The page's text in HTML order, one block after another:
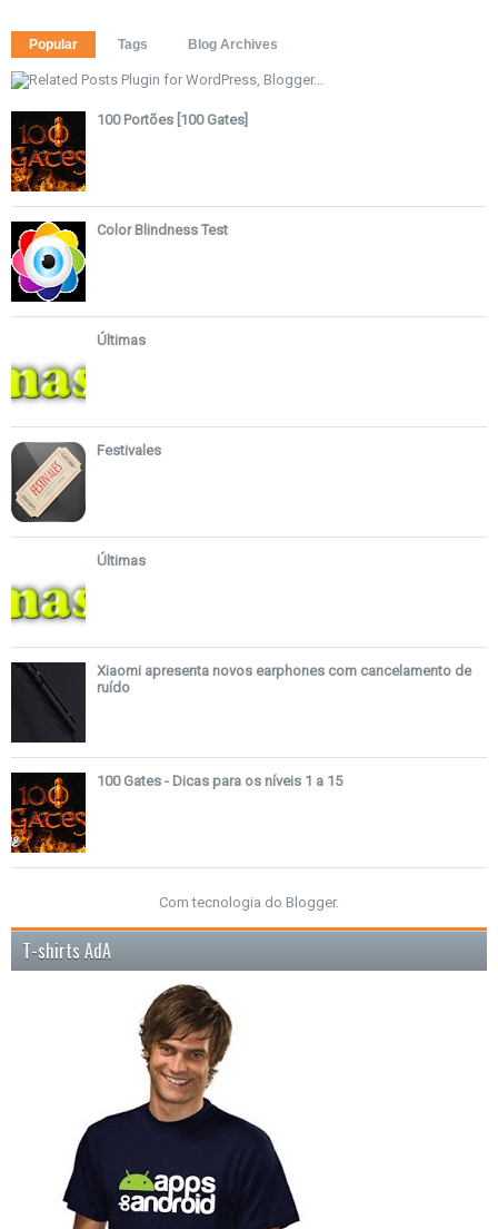
Popular Tags Blog Archives
100 Portões [100 Gates]
Color Blindness Test
Últimas
Festivales
Últimas
Xiaomi apresenta novos earphones com cancelamento de
ruído
100 Gates - Dicas para os níveis 1 a 15
Com tecnologia do Blogger.
T-shirts AdA